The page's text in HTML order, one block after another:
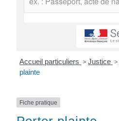
Accueil particuliers > Justice >
plainte
Fiche pratique